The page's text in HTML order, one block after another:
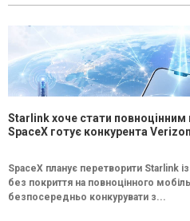
Starlink хоче стати
SpaceX готує конкурента
SpaceX планує перетворити Starlink
без покриття на повноцінного
безпосередньо конкурувати з...